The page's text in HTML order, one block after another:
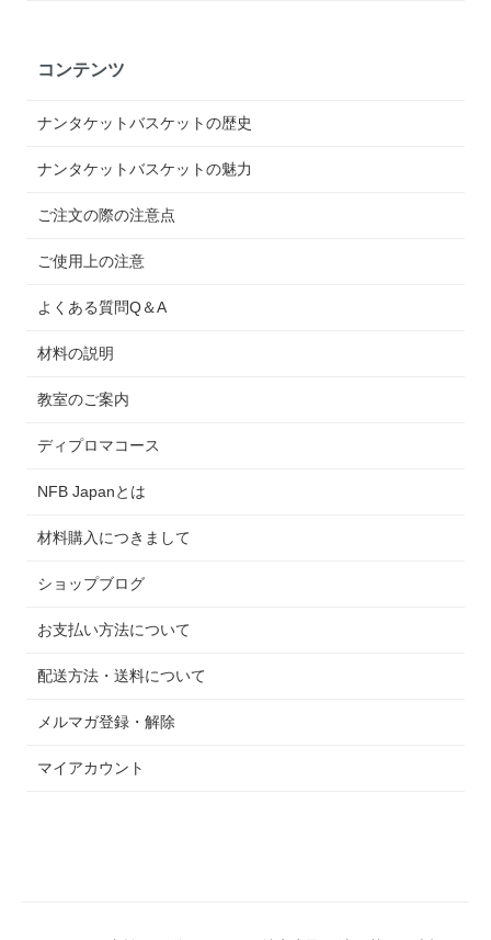
コンテンツ
ナンタケットバスケットの歴史
ナンタケットバスケットの魅力
ご注文の際の注意点
ご使用上の注意
よくある質問Q＆A
材料の説明
教室のご案内
ディプロマコース
NFB Japanとは
材料購入につきまして
ショップブログ
お支払い方法について
配送方法・送料について
メルマガ登録・解除
マイアカウント